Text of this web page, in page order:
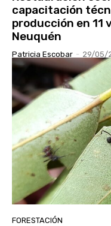
capacitación
producción en 11
Neuquén
Patricia Escobar - 29/05/
FORESTACIÓN